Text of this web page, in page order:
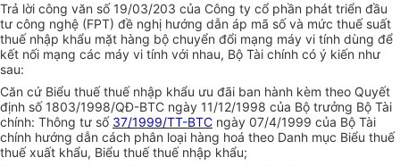
Trả lời công văn số 19/03/203 của Công ty cổ phần phát triển đầu
tư công nghệ (FPT) đề nghị hướng dẫn áp mã số và mức thuế suất
thuế nhập khẩu mặt hàng bộ chuyển đổi mạng máy vi tính dùng để
kết nối mạng các máy vi tính với nhau, Bộ Tài chính có ý kiến như
sau:
Căn cứ Biểu thuế thuế nhập khẩu ưu đãi ban hành kèm theo Quyết
định số 1803/1998/QĐ-BTC ngày 11/12/1998 của Bộ trưởng Bộ Tài
chính: Thông tư số 37/1999/TT-BTC ngày 07/4/1999 của Bộ Tài
chính hướng dẫn cách phân loại hàng hoá theo Danh mục Biểu thuế
thuế xuất khẩu, Biểu thuế thuế nhập khẩu;